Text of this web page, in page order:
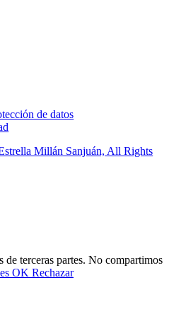
de datos
Millán Sanjuán, All Rights
terceras partes. No compartimos
OK Rechazar